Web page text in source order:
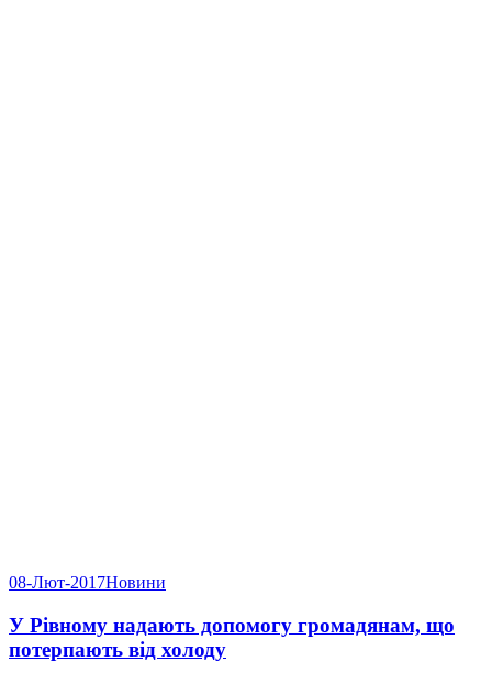
08-Лют-2017Новини
У Рівному надають допомогу громадянам, що
потерпають від холоду